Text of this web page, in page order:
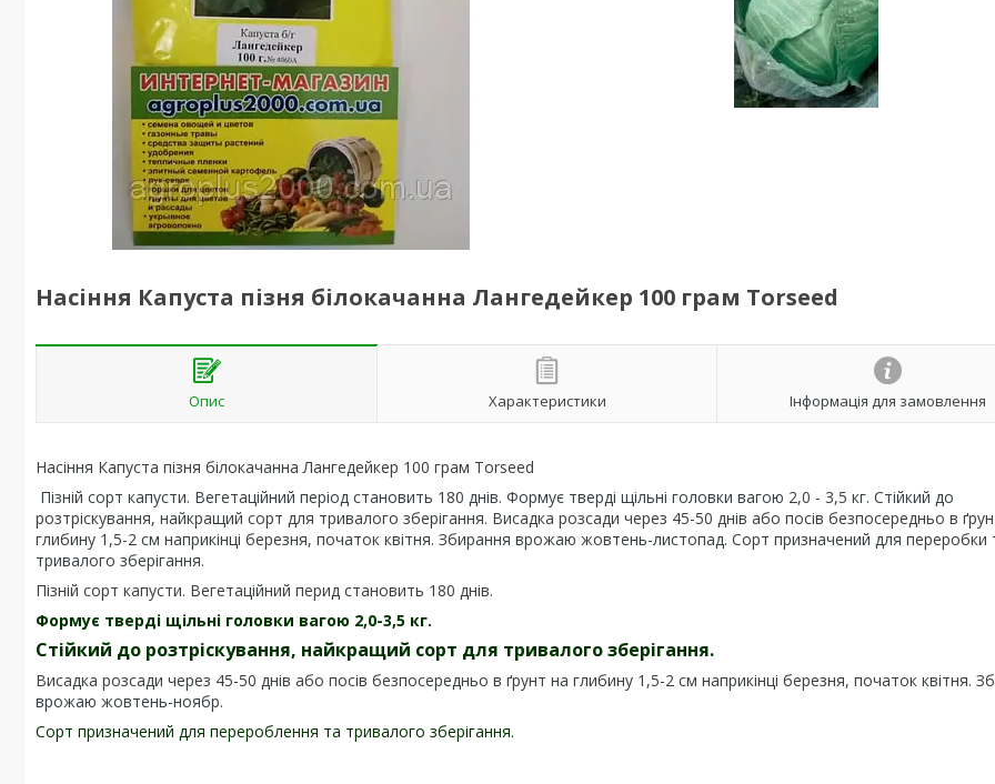
Насіння Капуста пізня білокачанна Лангедейкер 100 грам Torseed
Опис Характеристики Інформація для замовлення
Насіння Капуста пізня білокачанна Лангедейкер 100 грам Torseed
Пізній сорт капусти. Вегетаційний період становить 180 днів. Формує тверді щільні головки вагою 2,0 - 3,5 кг. Стійкий до
розтріскування, найкращий сорт для тривалого зберігання. Висадка розсади через 45-50 днів або посів безпосередньо в
глибину 1,5-2 см наприкінці березня, початок квітня. Збирання врожаю жовтень-листопад. Сорт призначений для переробки
тривалого зберігання.
Пізній сорт капусти. Вегетаційний перид становить 180 днів.
Формує тверді щільні головки вагою 2,0-3,5 кг.
Стійкий до розтріскування, найкращий сорт для тривалого зберігання.
Висадка розсади через 45-50 днів або посів безпосередньо в ґрунт на глибину 1,5-2 см наприкінці березня, початок квітня.
врожаю жовтень-ноябр.
Сорт призначений для перероблення та тривалого зберігання.